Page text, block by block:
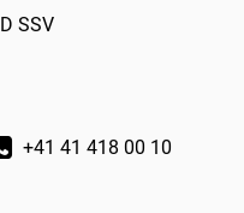
SSV
+41 41 418 00 10